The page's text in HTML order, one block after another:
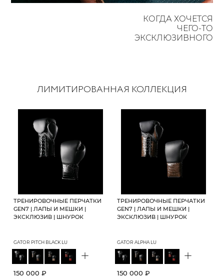
КОГДА ХОЧЕТСЯ
ЧЕГО-ТО
ЭКСКЛЮЗИВНОГО
ЛИМИТИРОВАННАЯ КОЛЛЕКЦИЯ
ТРЕНИРОВОЧНЫЕ ПЕРЧАТКИ
GEN7 | ЛАПЫ И МЕШКИ |
ЭКСКЛЮЗИВ | ШНУРОК
GATOR PITCH BLACK LU
+
150 000 ₽
ТРЕНИРОВОЧНЫЕ ПЕРЧАТКИ
GEN7 | ЛАПЫ И МЕШКИ |
ЭКСКЛЮЗИВ | ШНУРОК
GATOR ALPHA LU
+
150 000 ₽